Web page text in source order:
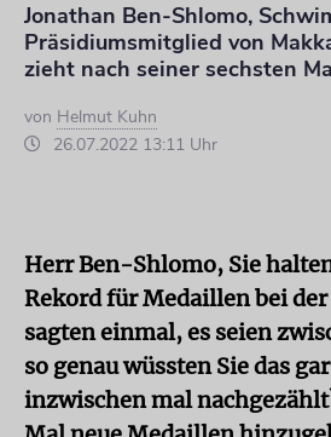
Jonathan Ben-Shlomo,
Präsidiumsmitglied von
zieht nach seiner sechsten
von Helmut Kuhn
26.07.2022 13:11 Uhr
Herr Ben-Shlomo, Sie
Rekord für Medaillen bei der
sagten einmal, es seien
so genau wüssten Sie das
inzwischen mal